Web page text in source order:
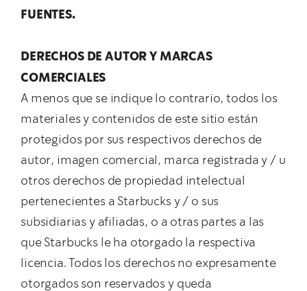
FUENTES.
DERECHOS DE AUTOR Y MARCAS
COMERCIALES
A menos que se indique lo contrario, todos los
materiales y contenidos de este sitio están
protegidos por sus respectivos derechos de
autor, imagen comercial, marca registrada y / u
otros derechos de propiedad intelectual
pertenecientes a Starbucks y / o sus
subsidiarias y afiliadas, o a otras partes a las
que Starbucks le ha otorgado la respectiva
licencia. Todos los derechos no expresamente
otorgados son reservados y queda